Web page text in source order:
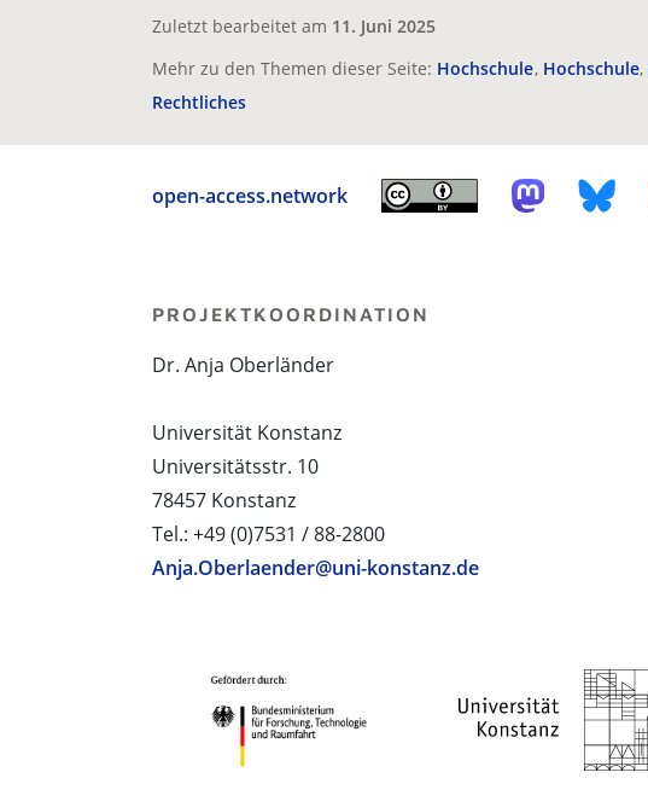
Zuletzt bearbeitet am 11. Juni 2025
Mehr zu den Themen dieser Seite: Hochschule Hochschule
Rechtliches
open-access.network
PROJEKTKOORDINATION
Dr. Anja Oberländer
Universität Konstanz
Universitätsstr. 10
78457 Konstanz
Tel.: +49 (0)7531 / 88-2800
Anja.Oberlaender@uni-konstanz.de